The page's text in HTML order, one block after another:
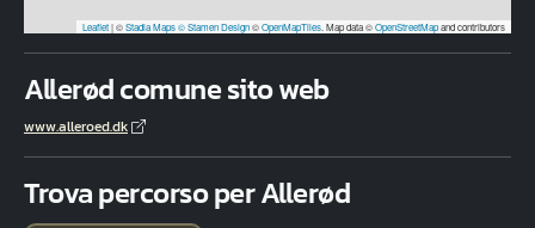
Leaflet|©Stadia Maps© Stamen Design©OpenMapTiles. Map data ©OpenStreetMapand contributors
Allerød comune sito web
www.alleroed.dk
Trova percorso per Allerød